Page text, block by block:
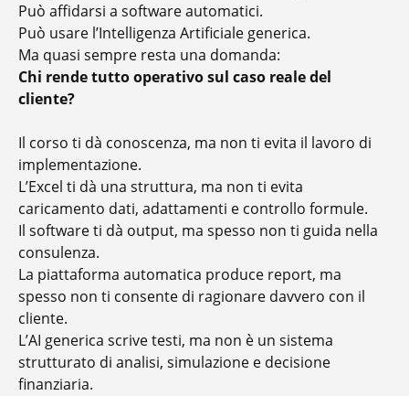
Può affidarsi a software automatici.
Può usare l’Intelligenza Artificiale generica.
Ma quasi sempre resta una domanda:
Chi rende tutto operativo sul caso reale del
cliente?
Il corso ti dà conoscenza, ma non ti evita il lavoro di
implementazione.
L’Excel ti dà una struttura, ma non ti evita
caricamento dati, adattamenti e controllo formule.
Il software ti dà output, ma spesso non ti guida nella
consulenza.
La piattaforma automatica produce report, ma
spesso non ti consente di ragionare davvero con il
cliente.
L’AI generica scrive testi, ma non è un sistema
strutturato di analisi, simulazione e decisione
finanziaria.